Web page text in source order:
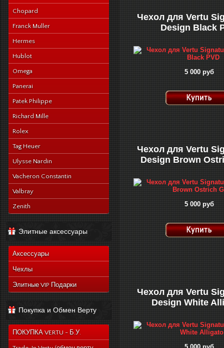
Chopard
Franck Muller
Hermes
Hublot
Omega
Panerai
Patek Philippe
Richard Mille
Rolex
Tag Heuer
Ulysse Nardin
Vacheron Constantin
Valbray
Zenith
Элитные аксессуары
Аксессуары
Чехлы
Элитные VIP Подарки
Покупка и Обмен Верту
ПОКУПКА VERTU - Б.У.
Чехол для Vertu
Design Black
5 000 руб
Чехол для Vertu
Design Brown
5 000 руб
Чехол для Vertu
Design White